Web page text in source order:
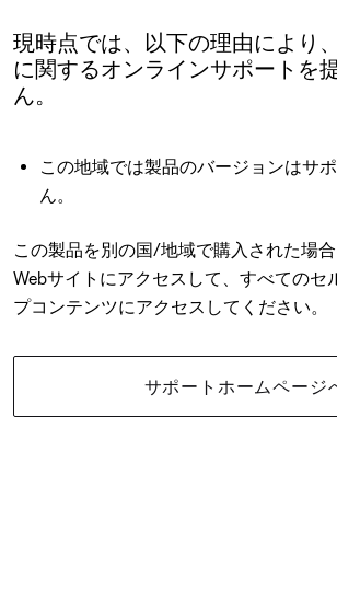
現時点では、以下の理由により
に関するオンラインサポートを
ん。
この地域では製品のバージョンはサ
ん。
この製品を別の国/地域で購入された場
Webサイトにアクセスして、すべてのセ
プコンテンツにアクセスしてください。
サポートホームページ